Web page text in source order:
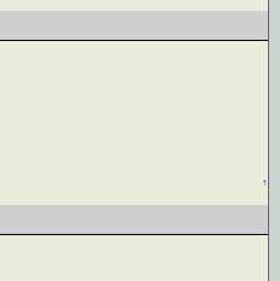
↑